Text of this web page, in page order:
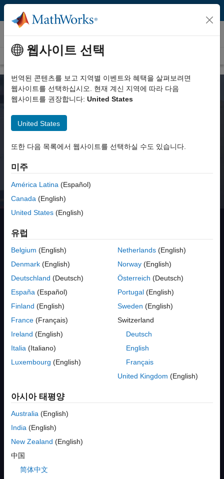
콘텐츠로 바로 가기
MATLAB 및 Simulink로 강의하기
개요 교육자를 위한 자료 코스웨어
MathWorks와 유수 대학의 교수진이 개발한 대화형 방식의 강의
유형별 코스웨어
앱, 전체 교육과정, 대화형 방식 예제, 실습, 프로젝트,
비디오 등을 찾아볼 수 있습니다.
코스웨어 유형 살펴보기
학문분야별 코스웨어
AI, 생명과학 및 보건과학, 공학, 물리학 등 연구 분야별로
검색할 수 있습니다.
웹사이트 선택
번역된 콘텐츠를 보고 지역별 이벤트와 혜택을 살펴보려면
웹사이트를 선택하십시오. 현재 계신 지역에 따라 다음
웹사이트를 권장합니다: United States
United States
또한 다음 목록에서 웹사이트를 선택하실 수도 있습니다.
미주
América Latina (Español)
Canada (English)
United States (English)
유럽
Belgium (English)
Denmark (English)
Deutschland (Deutsch)
España (Español)
Finland (English)
France (Français)
Ireland (English)
Italia (Italiano)
Luxembourg (English)
Netherlands(English)
Norway(English)
Österreich (Deutsch)
Portugal(English)
Sweden (English)
Switzerland
Deutsch
English
Français
United Kingdom (English)
아시아 태평양
Australia (English)
India (English)
New Zealand (English)
中国
简体中文